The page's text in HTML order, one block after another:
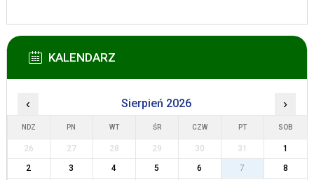
KALENDARZ
‹ Sierpień 2026 ›
NDZ PN WT ŚR CZW PT SOB
26 27 28 29 30 31
1
2
3 4 5 6 7
8